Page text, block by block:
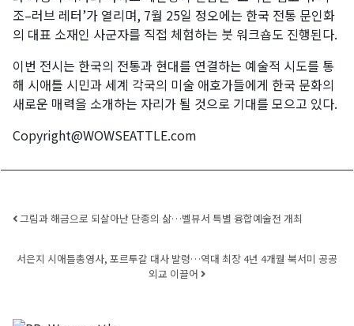
조–러브 레터’가 열리며, 7월 25일 정오에는 한국 전통 문인화
의 대표 소재인 사군자를 직접 체험하는 붓 워크숍도 진행된다.
이번 전시는 한국의 전통과 현대를 연결하는 예술적 시도를 통
해 시애틀 시민과 세계 각국의 미술 애호가들에게 한국 문화의
새로운 매력을 소개하는 자리가 될 것으로 기대를 모으고 있다.
Copyright@WOWSEATTLE.com
Post navigation
그림과 해금으로 되살아난 단종의 삶…벨뷰서 특별 융합예술전 개최
서은지 시애틀총영사, 포르투갈 대사 발령…역대 최장 4년 4개월 북서미 공공
외교 이끌어